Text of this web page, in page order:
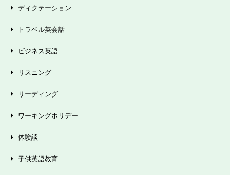
ディクテーション
トラベル英会話
ビジネス英語
リスニング
リーディング
ワーキングホリデー
体験談
子供英語教育